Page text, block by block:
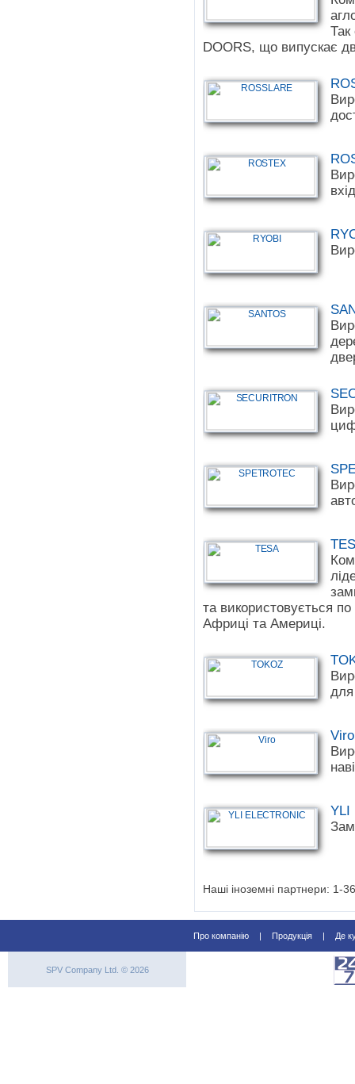
Так
DOORS, що випускає
та використовується по
Африці та Америці.
для
Viro
YLI
Наші іноземні партнери: 1-
Про компанію | Продукція | Де
SPV Company Ltd. © 2026